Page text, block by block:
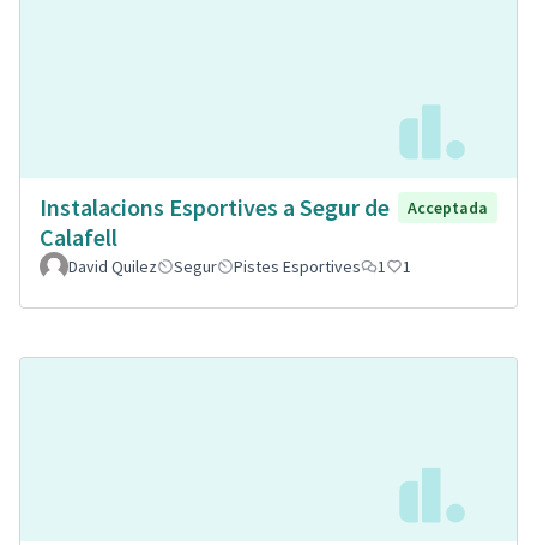
Instalacions Esportives a Segur de
Calafell
Acceptada
David Quilez Segur Pistes Esportives 1 1